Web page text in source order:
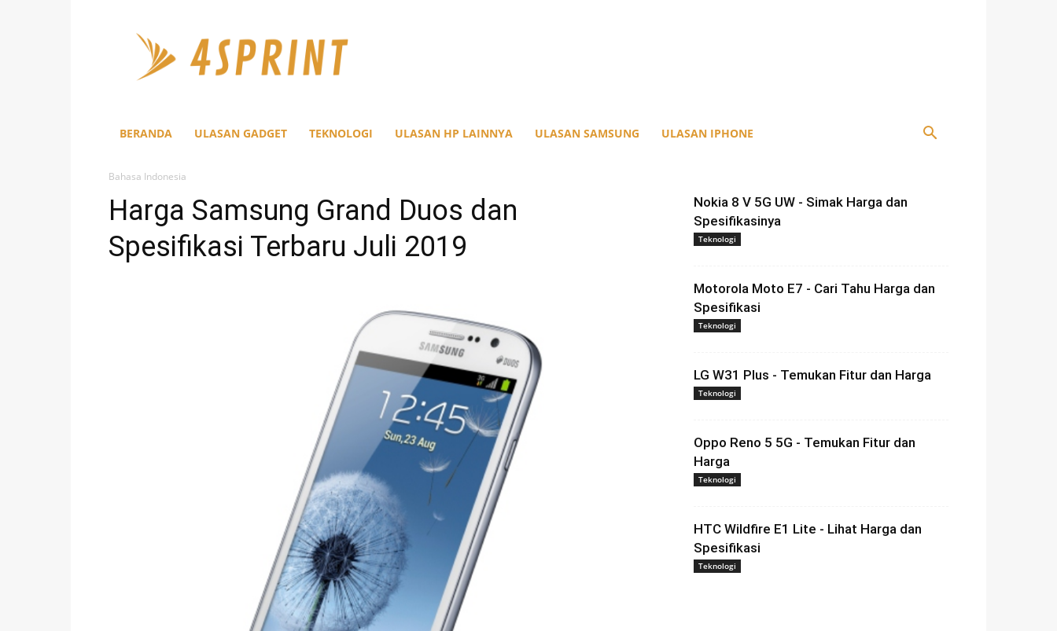
BERANDA ULASAN GADGET TEKNOLOGI ULASAN HP LAINNYA ULASAN SAMSUNG ULASAN IPHONE
Bahasa Indonesia
Harga Samsung Grand Duos dan
Spesifikasi Terbaru Juli 2019
Nokia 8 V 5G UW - Simak Harga dan
Spesifikasinya
Teknologi
Motorola Moto E7 - Cari Tahu Harga dan
Spesifikasi
Teknologi
LG W31 Plus - Temukan Fitur dan Harga
Teknologi
Oppo Reno 5 5G - Temukan Fitur dan
Harga
Teknologi
HTC Wildfire E1 Lite - Lihat Harga dan
Spesifikasi
Teknologi